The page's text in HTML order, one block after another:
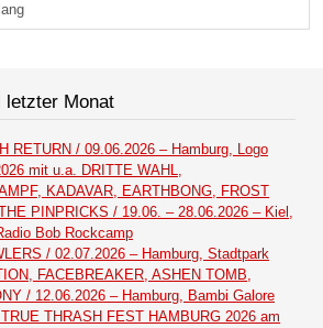
letzter Monat
RETURN / 09.06.2026 – Hamburg, Logo
mit u.a. DRITTE WAHL,
KADAVAR, EARTHBONG, FROST
PINPRICKS / 19.06. – 28.06.2026 – Kiel,
Bob Rockcamp
/ 02.07.2026 – Hamburg, Stadtpark
FACEBREAKER, ASHEN TOMB,
/ 12.06.2026 – Hamburg, Bambi Galore
THRASH FEST HAMBURG 2026 am